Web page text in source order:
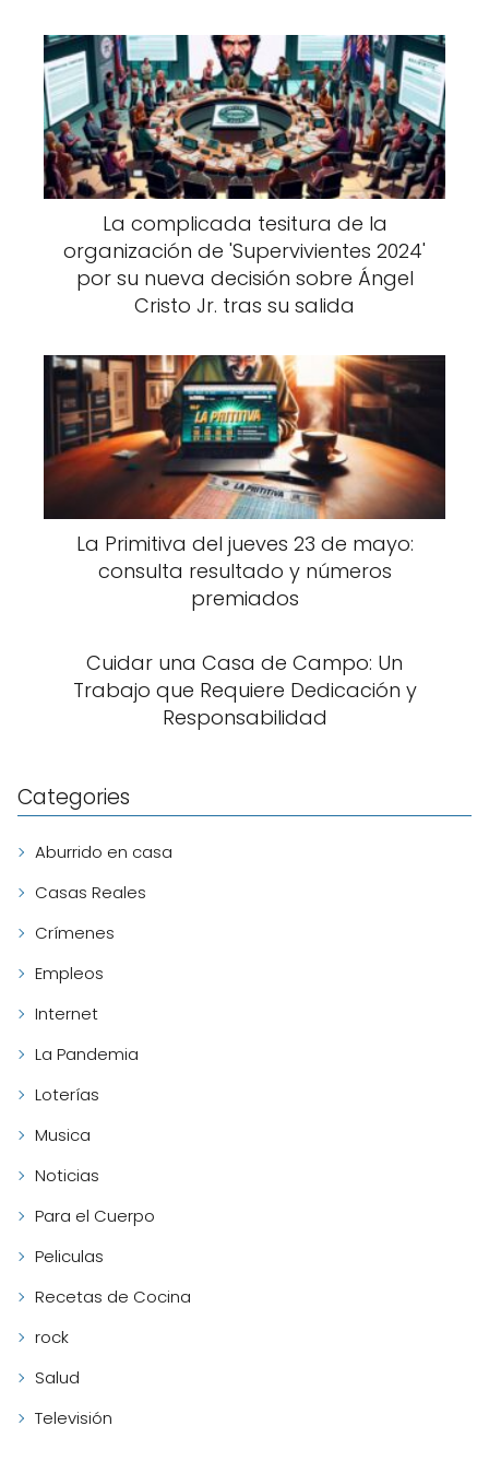
La complicada tesitura de la
organización de 'Supervivientes 2024'
por su nueva decisión sobre Ángel
Cristo Jr. tras su salida
La Primitiva del jueves 23 de mayo:
consulta resultado y números
premiados
Cuidar una Casa de Campo: Un
Trabajo que Requiere Dedicación y
Responsabilidad
Categories
Aburrido en casa
Casas Reales
Crímenes
Empleos
Internet
La Pandemia
Loterías
Musica
Noticias
Para el Cuerpo
Peliculas
Recetas de Cocina
rock
Salud
Televisión